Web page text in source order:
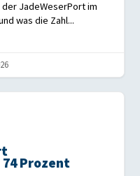
JadeWeserPort im
was die Zahl...
Prozent